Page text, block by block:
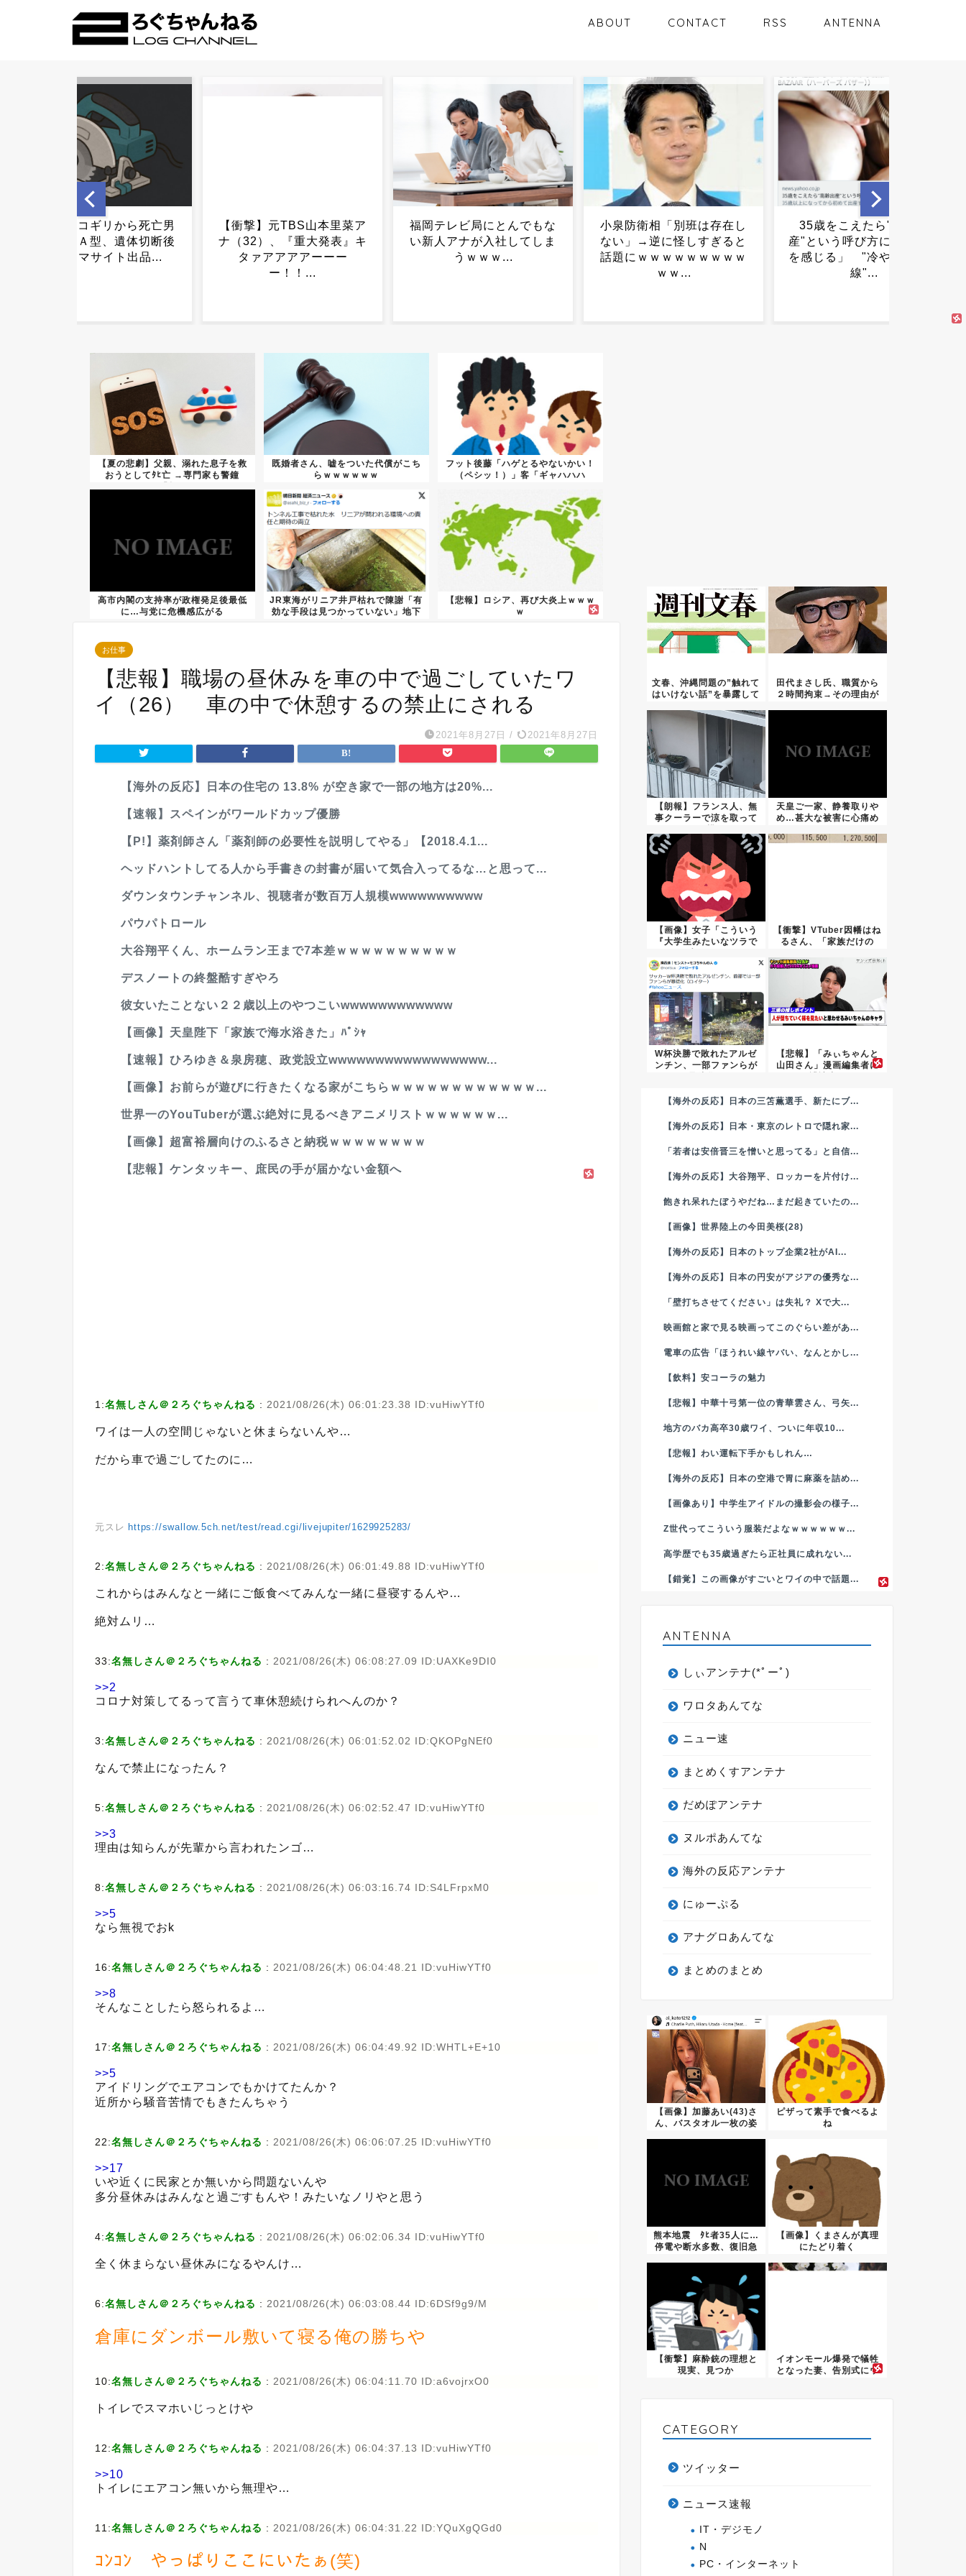
ABOUT CONTACT RSS ANTENNA
福岡テレビ局にとんでもな
い新人アナが入社してしま
うｗｗｗ...
小泉防衛相「別班は存在し
ない」→逆に怪しすぎると
話題にｗｗｗｗｗｗｗｗｗ
35歳をこえたら"高齢出
産"という呼び方に「違和感
を感じる」 "冷ややかな視
線"...
愛犬が永眠してからの毎日
がつらい...
【衝撃】元TBS山本里菜ア
ナ（32）、『重大発表』キ
タァアアアアーーー
【夏の悲劇】父親、溺れた息子を救
おうとしてﾀﾋ亡 →専門家も警鐘
既婚者さん、嘘をついた代償がこち
らｗｗｗｗｗｗ
フット後藤「ハゲとるやないかい！
（ペシッ！）」客「ギャハハハ
高市内閣の支持率が政権発足後最低
に…与党に危機感広がる
JR東海がリニア井戸枯れで陳謝「有
効な手段は見つかっていない」地下
【悲報】ロシア、再び大炎上ｗｗｗ
ｗ
お仕事
【悲報】職場の昼休みを車の中で過ごしていたワ
イ（26） 車の中で休憩するの禁止にされる
2021年8月27日 / 2021年8月27日
【海外の反応】日本の住宅の 13.8% が空き家で一部の地方は20%...
【速報】スペインがワールドカップ優勝
【P!】薬剤師さん「薬剤師の必要性を説明してやる」【2018.4.1...
ヘッドハントしてる人から手書きの封書が届いて気合入ってるな…と思って...
ダウンタウンチャンネル、視聴者が数百万人規模wwwwwwwwww
パウパトロール
大谷翔平くん、ホームラン王まで7本差ｗｗｗｗｗｗｗｗｗｗ
デスノートの終盤酷すぎやろ
彼女いたことない２２歳以上のやつこいwwwwwwwwwwww
【画像】天皇陛下「家族で海水浴きた」ﾊﾟｼｬ
【速報】ひろゆき＆泉房穂、政党設立wwwwwwwwwwwwwwwww...
【画像】お前らが遊びに行きたくなる家がこちらｗｗｗｗｗｗｗｗｗｗｗｗ...
世界一のYouTuberが選ぶ絶対に見るべきアニメリストｗｗｗｗｗｗ...
【画像】超富裕層向けのふるさと納税ｗｗｗｗｗｗｗｗ
【悲報】ケンタッキー、庶民の手が届かない金額へ
1:名無しさん＠２ろぐちゃんねる : 2021/08/26(木) 06:01:23.38 ID:vuHiwYTf0
ワイは一人の空間じゃないと休まらないんや…
だから車で過ごしてたのに…
元スレ https://swallow.5ch.net/test/read.cgi/livejupiter/1629925283/
2:名無しさん＠２ろぐちゃんねる : 2021/08/26(木) 06:01:49.88 ID:vuHiwYTf0
これからはみんなと一緒にご飯食べてみんな一緒に昼寝するんや…
絶対ムリ…
33:名無しさん＠２ろぐちゃんねる : 2021/08/26(木) 06:08:27.09 ID:UAXKe9DI0
>>2
コロナ対策してるって言うて車休憩続けられへんのか？
3:名無しさん＠２ろぐちゃんねる : 2021/08/26(木) 06:01:52.02 ID:QKOPgNEf0
なんで禁止になったん？
5:名無しさん＠２ろぐちゃんねる : 2021/08/26(木) 06:02:52.47 ID:vuHiwYTf0
>>3
理由は知らんが先輩から言われたンゴ…
8:名無しさん＠２ろぐちゃんねる : 2021/08/26(木) 06:03:16.74 ID:S4LFrpxM0
>>5
なら無視でおk
16:名無しさん＠２ろぐちゃんねる : 2021/08/26(木) 06:04:48.21 ID:vuHiwYTf0
>>8
そんなことしたら怒られるよ…
17:名無しさん＠２ろぐちゃんねる : 2021/08/26(木) 06:04:49.92 ID:WHTL+E+10
>>5
アイドリングでエアコンでもかけてたんか？
近所から騒音苦情でもきたんちゃう
22:名無しさん＠２ろぐちゃんねる : 2021/08/26(木) 06:06:07.25 ID:vuHiwYTf0
>>17
いや近くに民家とか無いから問題ないんや
多分昼休みはみんなと過ごすもんや！みたいなノリやと思う
4:名無しさん＠２ろぐちゃんねる : 2021/08/26(木) 06:02:06.34 ID:vuHiwYTf0
全く休まらない昼休みになるやんけ…
6:名無しさん＠２ろぐちゃんねる : 2021/08/26(木) 06:03:08.44 ID:6DSf9g9/M
倉庫にダンボール敷いて寝る俺の勝ちや
10:名無しさん＠２ろぐちゃんねる : 2021/08/26(木) 06:04:11.70 ID:a6vojrxO0
トイレでスマホいじっとけや
12:名無しさん＠２ろぐちゃんねる : 2021/08/26(木) 06:04:37.13 ID:vuHiwYTf0
>>10
トイレにエアコン無いから無理や…
11:名無しさん＠２ろぐちゃんねる : 2021/08/26(木) 06:04:31.22 ID:YQuXgQGd0
ｺﾝｺﾝ やっぱりここにいたぁ(笑)
文春、沖縄問題の”触れて
はいけない話”を暴露して
田代まさし氏、職質から
２時間拘束→その理由が
【朗報】フランス人、無
事クーラーで涼を取って
天皇ご一家、静養取りや
め…甚大な被害に心痛め
【画像】女子「こういう
『大学生みたいなツラで
【衝撃】VTuber因幡はね
るさん、「家族だけの
W杯決勝で敗れたアルゼ
ンチン、一部ファンらが
【悲報】「みぃちゃんと
山田さん」漫画編集者に
【海外の反応】日本の三笘薫選手、新たにブ...
【海外の反応】日本・東京のレトロで隠れ家...
「若者は安倍晋三を憎いと思ってる」と自信...
【海外の反応】大谷翔平、ロッカーを片付け...
飽きれ呆れたぼうやだね…まだ起きていたの...
【画像】世界陸上の今田美桜(28)
【海外の反応】日本のトップ企業2社がAI...
【海外の反応】日本の円安がアジアの優秀な...
「壁打ちさせてください」は失礼？ Xで大...
映画館と家で見る映画ってこのぐらい差があ...
電車の広告「ほうれい線ヤバい、なんとかし...
【飲料】安コーラの魅力
【悲報】中華十弓第一位の青華雲さん、弓矢...
地方のバカ高卒30歳ワイ、ついに年収10...
【悲報】わい運転下手かもしれん…
【海外の反応】日本の空港で胃に麻薬を詰め...
【画像あり】中学生アイドルの撮影会の様子...
Z世代ってこういう服装だよなｗｗｗｗｗｗ...
高学歴でも35歳過ぎたら正社員に成れない...
【錯覚】この画像がすごいとワイの中で話題...
ANTENNA
しぃアンテナ(*ﾟーﾟ)
ワロタあんてな
ニュー速
まとめくすアンテナ
だめぽアンテナ
ヌルポあんてな
海外の反応アンテナ
にゅーぷる
アナグロあんてな
まとめのまとめ
【画像】加藤あい(43)さ
ん、バスタオル一枚の姿
ピザって素手で食べるよ
ね
熊本地震 ﾀﾋ者35人に…
停電や断水多数、復旧急
【画像】くまさんが真理
にたどり着く
【衝撃】麻酔銃の理想と
現実、見つか
イオンモール爆発で犠牲
となった妻、告別式にウ
CATEGORY
ツイッター
ニュース速報
IT・デジモノ
N
PC・インターネット